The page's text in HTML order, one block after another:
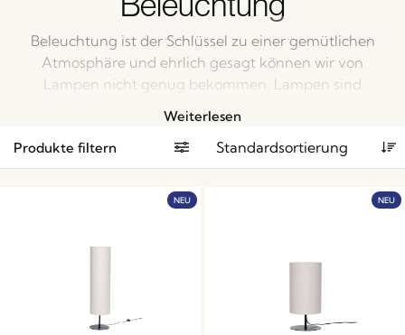
Beleuchtung ist der Schlüssel zu einer gemütlichen
Atmosphäre und ehrlich gesagt können wir von
Lampen nicht genug bekommen. Lampen sind
Zuhause. Mit unserer großen Auswahl an Lampen
liegen Sie genau richtig.
Weiterlesen
Produkte filtern
NEU NEU